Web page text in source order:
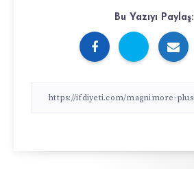
Bu Yazıyı Paylaş: